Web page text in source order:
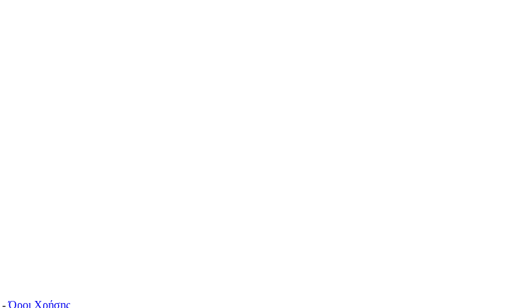
-Όροι Χρήσης